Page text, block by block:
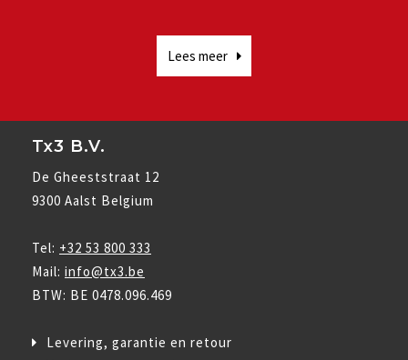
Lees meer
Tx3 B.V.
De Gheeststraat 12
9300 Aalst Belgium
Tel: +32 53 800 333
Mail: info@tx3.be
BTW: BE 0478.096.469
Levering, garantie en retour